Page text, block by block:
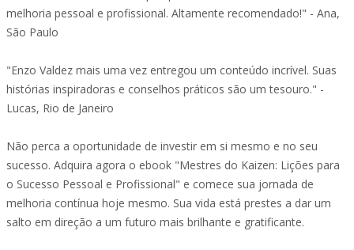
melhoria pessoal e profissional. Altamente recomendado!" - Ana,
São Paulo
"Enzo Valdez mais uma vez entregou um conteúdo incrível. Suas
histórias inspiradoras e conselhos práticos são um tesouro." -
Lucas, Rio de Janeiro
Não perca a oportunidade de investir em si mesmo e no seu
sucesso. Adquira agora o ebook "Mestres do Kaizen: Lições para
o Sucesso Pessoal e Profissional" e comece sua jornada de
melhoria contínua hoje mesmo. Sua vida está prestes a dar um
salto em direção a um futuro mais brilhante e gratificante.